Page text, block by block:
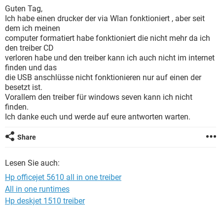
WHATSAPP
FACEBOOK HARDWARE
WINDOWS 10
WHATSAPP
FACEBOOK
SPIELE
ANDROID IOS
WINDOWS 10 INSTAGRAM
WHATSAPP TIKTOK
FACEBOOK
Guten Tag,
Ich habe einen drucker der via Wlan fonktioniert , aber seit
dem ich meinen
computer formatiert habe fonktioniert die nicht mehr da ich
den treiber CD
verloren habe und den treiber kann ich auch nicht im internet
finden und das
die USB anschlüsse nicht fonktionieren nur auf einen der
besetzt ist.
Vorallem den treiber für windows seven kann ich nicht
finden.
Ich danke euch und werde auf eure antworten warten.
Share
Lesen Sie auch:
Hp officejet 5610 all in one treiber
All in one runtimes
Hp deskjet 1510 treiber